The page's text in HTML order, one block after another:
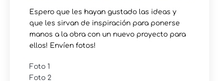
Espero que les hayan gustado las ideas y
que les sirvan de inspiración para ponerse
manos a la obra con un nuevo proyecto para
ellos! Envíen fotos!
Foto 1
Foto 2